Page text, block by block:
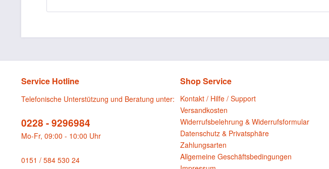
Service Hotline
Telefonische Unterstützung und Beratung unter:
0228 - 9296984
Mo-Fr, 09:00 - 10:00 Uhr
0151 / 584 530 24
Shop Service
Kontakt / Hilfe / Support
Versandkosten
Widerrufsbelehrung & Widerrufsformular
Datenschutz & Privatsphäre
Zahlungsarten
Allgemeine Geschäftsbedingungen